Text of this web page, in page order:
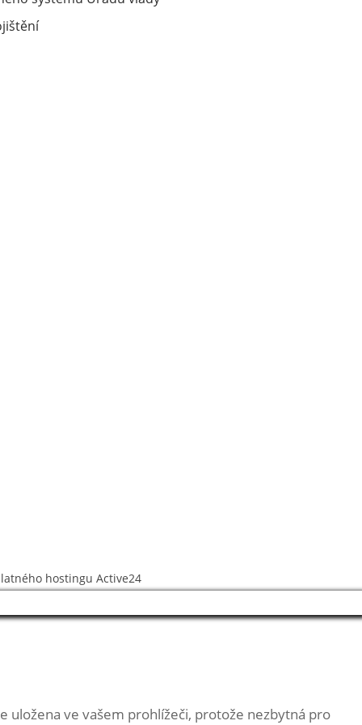
hostinguActive24
uložena ve vašem prohlížeči, protože nezbytná pro